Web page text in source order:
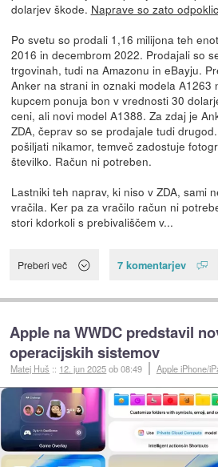
dolarjev škode. Naprave so zato
Po svetu so prodali 1,16 milijona teh
2016 in decembrom 2022. Prodajali so
trgovinah, tudi na Amazonu in eBayju.
Anker na strani in oznaki modela A1263
kupcem ponuja bon v vrednosti 30
ceni, ali novi model A1388. Za zdaj je
ZDA, čeprav so se prodajale tudi
pošiljati nikamor, temveč zadostuje
številko. Račun ni potreben.
Lastniki teh naprav, ki niso v ZDA, sami
vračila. Ker pa za vračilo račun ni
stori kdorkoli s prebivališčem v...
Preberi več 7 komentarjev
Apple na WWDC predstavil
operacijskih sistemov
Matej Huš :: 12. jun 2025ob 08:49 Apple iPhone/